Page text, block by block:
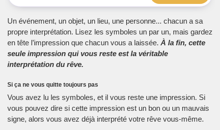
Un événement, un objet, un lieu, une personne... chacun a sa
propre interprétation. Lisez les symboles un par un, mais gardez
en tête l’impression que chacun vous a laissée. À la fin, cette
seule impression qui vous reste est la véritable
interprétation du rêve.
Si ça ne vous quitte toujours pas
Vous avez lu les symboles, et il vous reste une impression. Si
vous pouvez dire si cette impression est un bon ou un mauvais
signe, alors vous avez déjà interprété votre rêve vous-même.